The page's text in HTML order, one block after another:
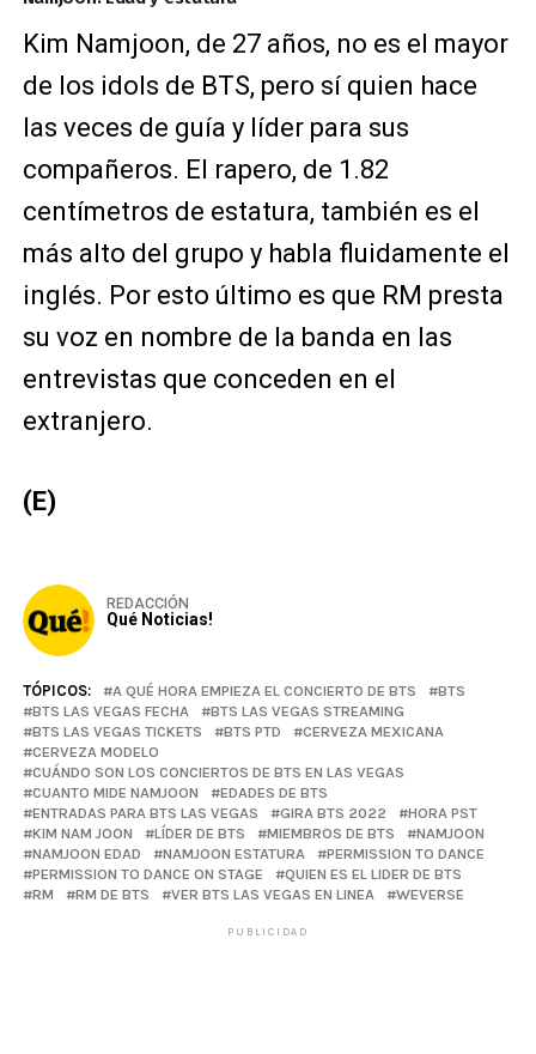
Kim Namjoon, de 27 años, no es el mayor
de los idols de BTS, pero sí quien hace
las veces de guía y líder para sus
compañeros. El rapero, de 1.82
centímetros de estatura, también es el
más alto del grupo y habla fluidamente el
inglés. Por esto último es que RM presta
su voz en nombre de la banda en las
entrevistas que conceden en el
extranjero.
(E)
REDACCIÓN
Qué Noticias!
TÓPICOS: A QUÉ HORA EMPIEZA EL CONCIERTO DE BTS
BTS
BTS LAS VEGAS FECHA
BTS LAS VEGAS STREAMING
BTS LAS VEGAS TICKETS
BTS PTD
CERVEZA MEXICANA
CERVEZA MODELO
CUÁNDO SON LOS CONCIERTOS DE BTS EN LAS VEGAS
CUANTO MIDE NAMJOON
EDADES DE BTS
ENTRADAS PARA BTS LAS VEGAS
GIRA BTS 2022
HORA PST
KIM NAM JOON
LÍDER DE BTS MIEMBROS DE BTS
NAMJOON
NAMJOON EDAD
NAMJOON ESTATURA
PERMISSION TO DANCE
PERMISSION TO DANCE ON STAGE
QUIEN ES EL LIDER DE BTS
RM
RM DE BTS VER BTS LAS VEGAS EN LINEA WEVERSE
PUBLICIDAD